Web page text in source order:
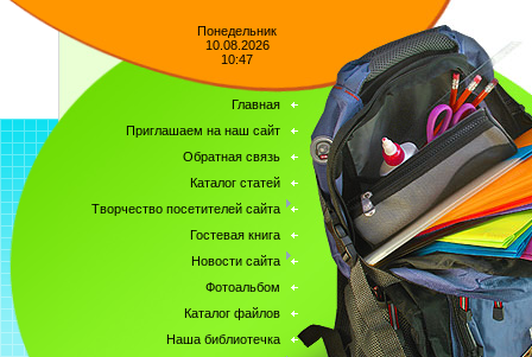
Понедельник
10.08.2026
10:47
Главная
Приглашаем на наш сайт
Обратная связь
Каталог статей
Творчество посетителей сайта
Гостевая книга
Новости сайта
Фотоальбом
Каталог файлов
Наша библиотечка